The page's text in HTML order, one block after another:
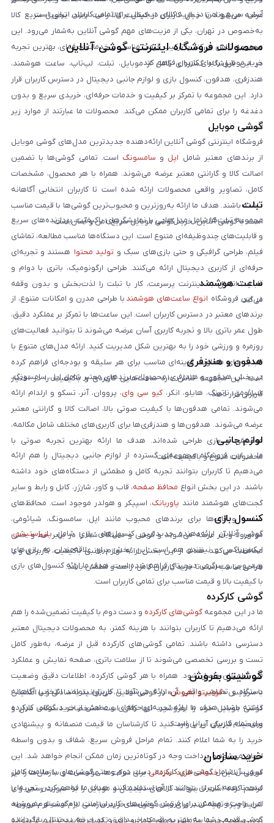
آسان، سریع و امن در خرید کالای دیجیتال برای تمامی کاربران ایرانی است.
عرضه می‌شوند تا خیال کاربران از کیفیت کالا راحت باشد. تحویل سریع کالا
به‌خصوص در تهران، یکی از مزیت‌های مهم گوشی آنلاین به‌شمار می‌رود. این
مجموعه تلاش می‌کند با ترکیب قیمت مناسب و خدمات حرفه‌ای، بهترین تجربه
خرید موبایل را برای کاربران فراهم کند.
محصولات فروشگاه اینترنتی گوشی آنلاین
در این فروشگاه گستره‌ای کامل از موبایل، تبلت، لپ‌تاپ، ساعت هوشمند،
هندزفری، هدفون، کنسول بازی و لوازم جانبی دیجیتال در دسترس کاربران قرار
دارد. این مجموعه با تمرکز بر کیفیت و خدمات حرفه‌ای، خریدی سریع و بدون
دغدغه را برای تمامی کاربران ممکن می‌کند. محصولات ما عبارتند از موارد زیر
است:
گوشی موبایل
فروشگاه اینترنتی گوشی آنلاین ارائه‌دهنده جدیدترین مدل‌های گوشی موبایل
از برندهای معتبر شامل اپل و سامسونگ است. تمامی گوشی‌ها با تضمین
اصالت کالا و گارانتی معتبر عرضه می‌شوند. همراه با هر محصول، مشخصات
کامل، تصاویر واقعی محصولات ارائه شده است تا کاربران انتخابی آگاهانه
داشته باشند. هدف ما ارائه به‌روزترین و محبوب‌ترین گوشی‌ها با قیمت مناسب
است. با گوشی آنلاین، خرید گوشی موبایل سریع، امن و آسان است.
تبلت
مجموعه تبلت‌ها شامل مدل‌هایی با نمایشگرهای باکیفیت، پردازنده‌های سریع
و قابلیت‌های چندوظیفه‌ای متنوع است. این دستگاه‌ها مناسب مطالعه، تماشای
فیلم، طراحی گرافیکی و حتی بازی‌های سبک و تولید محتوا هستند و تجربه‌ای
حرفه‌ای از کاربری دیجیتال ارائه می‌کنند. طراحی ارگونومیک، باتری با دوام و
قابلیت اتصال به اینترنت پرسرعت، کار با تبلت را لذت‌بخش و بدون وقفه
می‌کند.
ساعت هوشمند
در این فروشگاه انواع ساعت‌های هوشمند با طراحی مدرن و امکانات متنوع، از
برندهای معتبر در دسترس کاربران است. این ساعت‌ها با تمرکز بر عملکرد دقیق،
طول عمر باتری بالا و تجربه کاربری آسان عرضه می‌شوند تا بتوانید فعالیت‌های
روزمره و ورزشی خود را به بهترین شکل مدیریت کنید. ارائه مدل‌های متنوع با
قابلیت‌های متفاوت، گزینه‌ای مناسب برای هر سلیقه و بودجه‌ای فراهم کرده
است. این مجموعه تلاش دارد ساعت‌هایی کاربردی و باکیفیت را در اختیار
کاربران قرار دهد.
هدفون و هندزفری
در بخش هدفون و هندزفری، محصولات برندهای معتبر شامل اپل، سامسونگ،
شیائومی، ناتینگ، هایلو، انکر، کیو سی وای، پرووان، آنر، تسکو و ارلدام ارائه
می‌شوند. تمامی هدفون‌ها با کیفیت صوتی بالا، اصالت کالا و گارانتی معتبر
عرضه می‌شوند. هدفون‌ها و هندزفری‌ها برای کاربری‌های مختلف شامل مکالمه،
موسیقی و بازی طراحی شده‌اند. هدف ما ارائه بهترین تجربه صوتی با
محصولات متنوع و باکیفیت است.
لوازم جانبی
ما در این فروشگاه مجموعه‌ای گسترده از لوازم جانبی دیجیتال را هم ارائه
می‌دهیم تا کاربران بتوانند تجربه کامل و مطمئنی از دستگاه‌های خود داشته
باشند. در این بخش انواع محافظ صفحه، قاب و کاور، شارژر، کابل و رابط و سایر
گجت‌های هوشمند مانند پاوربانک، اسپیکر و هولدر موجود است. محافظ‌های
صفحه و قاب‌ها برای برندهای محبوب مانند اپل، سامسونگ، شیائومی،
موتورولا و آنر عرضه می‌شوند و گوشی و دستگاه شما را در برابر خط و خش
محافظت می‌کنند. هدف از این بخش ارائه لوازم جانبی باکیفیت، کاربردی و با
طراحی مناسب است تا خرید کاربران کامل، راحت و مطمئن باشد.
کنسول بازی
گوشی آنلاین ارائه‌دهنده جدیدترین کنسول‌های بازی شامل پلی‌استیشن،
ایکس‌باکس و نینتندو هم است. این بخش برای علاقه‌مندان به بازی‌های
ویدیویی و سرگرمی دیجیتال فراهم شده است. هدف ما ارائه کنسول‌های بازی
با کیفیت بالا و قیمت مناسب برای تمامی کاربران است.
گوشی کارکرده
ما در این مجموعه گوشی‌های کارکرده و دست دوم با کیفیت تضمین‌شده را هم
ارائه می‌دهیم تا کاربران بتوانند با هزینه کمتر، به محصولات دیجیتال معتبر
دسترسی داشته باشند. تمامی گوشی‌های کارکرده قبل از عرضه، به‌طور کامل
تست و بررسی تخصصی می‌شوند تا از سلامت باتری، صفحه نمایش و عملکرد
فنی اطمینان حاصل شود. همراه با هر گوشی کارکرده، اطلاعات دقیق وضعیت
دستگاه و تصاویر واقعی آن ارائه می‌شود تا کاربران بتوانند انتخابی آگاهانه
داشته باشند. هدف ما ارائه تجربه‌ای حرفه‌ای و مطمئن از خرید گوشی کارکرده
برای تمام کاربران ایرانی است.
گوشیتو بفروش
با سرویس «گوشیتو بفروش» در گوشی آنلاین، می‌توانید به‌سادگی و با اطمینان
گوشی موبایل خود را بفروشید. تنها کافی است مشخصات دستگاه، مدل و
وضعیت فیزیکی آن را وارد کنید تا کارشناسان ما قیمت منصفانه و پیشنهادی
خرید را به شما اعلام کنند. تمام مراحل فروش سریع، شفاف و بدون واسطه
انجام می‌شود و پرداخت وجه در کوتاه‌ترین زمان ممکن انجام خواهد شد. این
سرویس شامل گوشی‌های کارکرده، دست دوم و حتی گوشی‌های با سلامت کامل
است تا همه کاربران بتوانند از آن استفاده کنند. هدف ما فراهم کردن تجربه‌ای
امن، راحت و مطمئن برای فروش گوشی‌های کاربران است. با «گوشیتو بفروش»،
گوشی قدیمی شما به بهترین قیمت خریداری و در چرخه دیجیتال بازگردانده
خرید سازمان
گوشی آنلاینخدمات خرید سازمانیبرای شرکت‌ها، مؤسسات و سازمان‌ها را نیز
فراهم کرده است تا بتوانند کالاهای دیجیتال و موبایل را به صورت رسمی و با
شرایط ویژه تهیه کنند. برای ثبت درخواست خرید سازمانی لازم است فرم مربوطه
را در صفحه خرید سازمانی به‌طور کامل و دقیق تکمیل نمایید تا تیم ما بتواند